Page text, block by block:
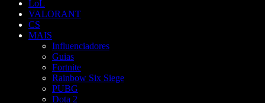
LoL
VALORANT
CS
MAIS
Influenciadores
Guias
Fortnite
Rainbow Six Siege
PUBG
Dota 2